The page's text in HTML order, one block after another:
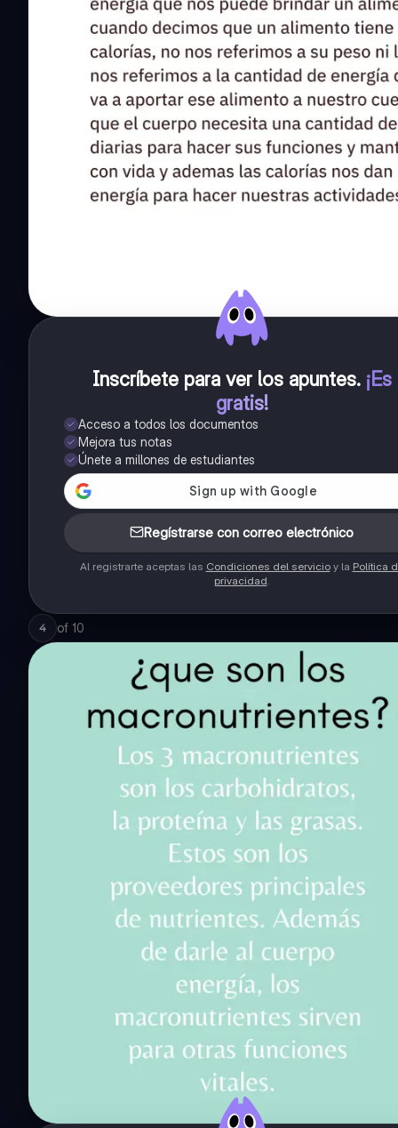
Inscríbete para ver los apuntes. ¡Es
gratis!
Acceso a todos los documentos
Mejora tus notas
Únete a millones de estudiantes
Regístrarse con correo electrónico
Al registrarte aceptas las Condiciones del servicioy la Política
privacidad.
4 of 10